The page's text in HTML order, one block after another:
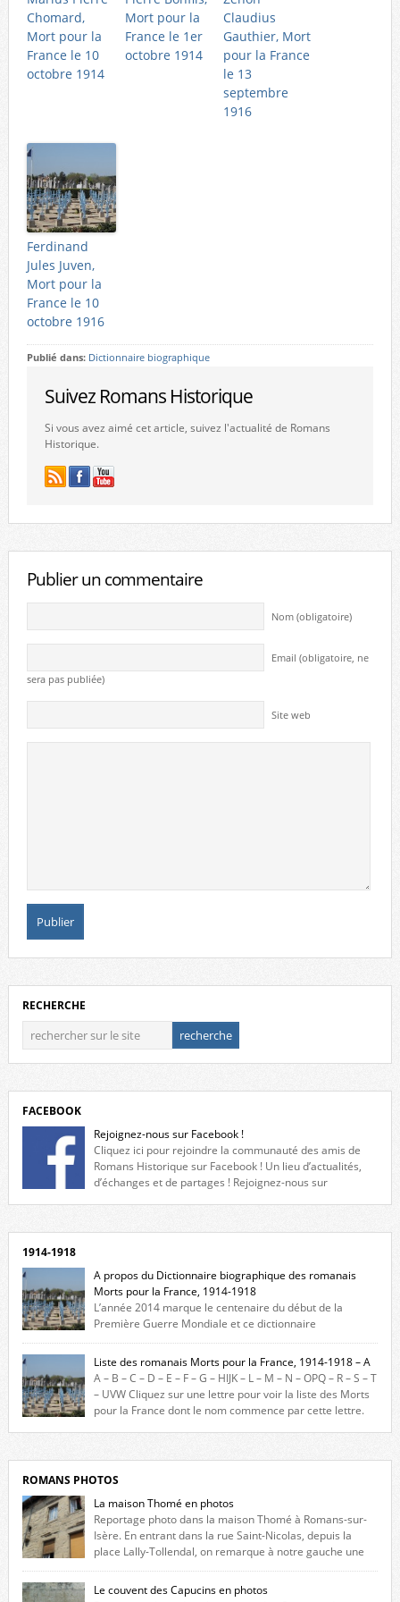
Chomard,
Mort pour la
France le 10
octobre 1914
Mort pour la
France le 1er
octobre 1914
Claudius
Gauthier, Mort
pour la France
le 13
septembre
1916
Ferdinand
Jules Juven,
Mort pour la
France le 10
octobre 1916
Publié dans: Dictionnaire biographique
Suivez Romans Historique
Si vous avez aimé cet article, suivez l'actualité de Romans
Historique.
Publier un commentaire
Nom (obligatoire)
Email (obligatoire, ne
sera pas publiée)
Site web
RECHERCHE
FACEBOOK
Rejoignez-nous sur Facebook !
Cliquez ici pour rejoindre la communauté des amis de
Romans Historique sur Facebook ! Un lieu d’actualités,
d’échanges et de partages ! Rejoignez-nous sur
1914-1918
A propos du Dictionnaire biographique des romanais
Morts pour la France, 1914-1918
L’année 2014 marque le centenaire du début de la
Première Guerre Mondiale et ce dictionnaire
biographique veut rendre hommage aux romanais Morts pour la
France durant ce conflit. La base de cette recherche historique est
constituée des noms gravés sur les plaques commémoratives de
l’Hôtel de Ville, du lycée du Dauphiné et du lycée Triboulet, […]
Liste des romanais Morts pour la France, 1914-1918 – A
A – B – C – D – E – F – G – HIJK – L – M – N – OPQ – R – S – T
– UVW Cliquez sur une lettre pour voir la liste des Morts
pour la France dont le nom commence par cette lettre.
ROMANS PHOTOS
La maison Thomé en photos
Reportage photo dans la maison Thomé à Romans-sur-
Isère. En entrant dans la rue Saint-Nicolas, depuis la
place Lally-Tollendal, on remarque à notre gauche une
maison construite au XVIè siècle. Les deux façades sont ornées de
fenêtres jumelles à meneaux. Entre ces deux étages, on peut voir une
Le couvent des Capucins en photos